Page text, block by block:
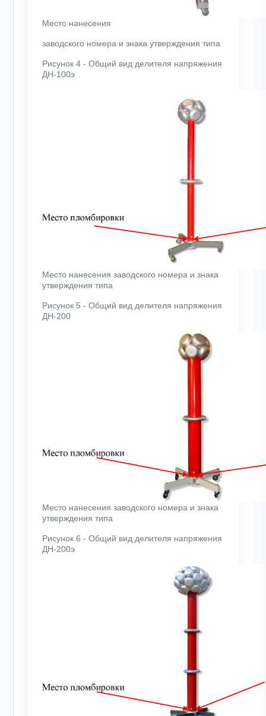
Место нанесения
заводского номера и знака утверждения типа
Рисунок 4 - Общий вид делителя напряжения
ДН-100э
Место нанесения заводского номера и знака
утверждения типа
Рисунок 5 - Общий вид делителя напряжения
ДН-200
Место нанесения заводского номера и знака
утверждения типа
Рисунок 6 - Общий вид делителя напряжения
ДН-200э